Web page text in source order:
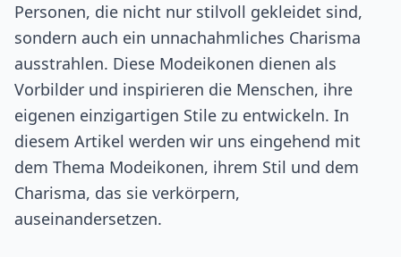
Personen, die nicht nur stilvoll gekleidet sind,
sondern auch ein unnachahmliches Charisma
ausstrahlen. Diese Modeikonen dienen als
Vorbilder und inspirieren die Menschen, ihre
eigenen einzigartigen Stile zu entwickeln. In
diesem Artikel werden wir uns eingehend mit
dem Thema Modeikonen, ihrem Stil und dem
Charisma, das sie verkörpern,
auseinandersetzen.